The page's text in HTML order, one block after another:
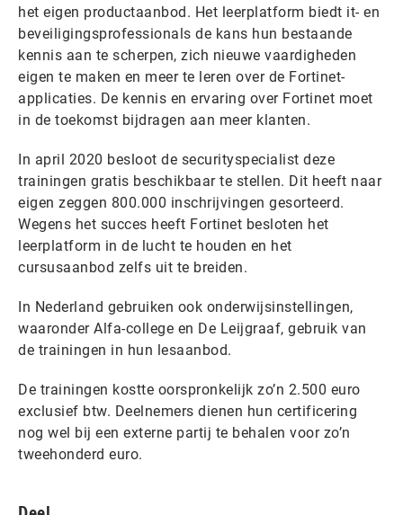
het eigen productaanbod. Het leerplatform biedt it- en
beveiligingsprofessionals de kans hun bestaande
kennis aan te scherpen, zich nieuwe vaardigheden
eigen te maken en meer te leren over de Fortinet-
applicaties. De kennis en ervaring over Fortinet moet
in de toekomst bijdragen aan meer klanten.
In april 2020 besloot de securityspecialist deze
trainingen gratis beschikbaar te stellen. Dit heeft naar
eigen zeggen 800.000 inschrijvingen gesorteerd.
Wegens het succes heeft Fortinet besloten het
leerplatform in de lucht te houden en het
cursusaanbod zelfs uit te breiden.
In Nederland gebruiken ook onderwijsinstellingen,
waaronder Alfa-college en De Leijgraaf, gebruik van
de trainingen in hun lesaanbod.
De trainingen kostte oorspronkelijk zo’n 2.500 euro
exclusief btw. Deelnemers dienen hun certificering
nog wel bij een externe partij te behalen voor zo’n
tweehonderd euro.